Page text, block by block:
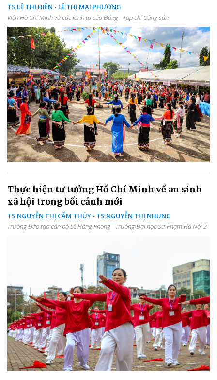
TS LÊ THỊ HIỀN - LÊ THỊ MAI PHƯƠNG
Viện Hồ Chí Minh và các lãnh tụ của Đảng - Tạp chí Cộng sản
Thực hiện tư tưởng Hồ Chí Minh về an sinh
xã hội trong bối cảnh mới
TS NGUYỄN THỊ CẨM THÚY - TS NGUYỄN THỊ NHUNG
Trường Đào tạo cán bộ Lê Hồng Phong - Trường Đại học Sư Phạm Hà Nội 2